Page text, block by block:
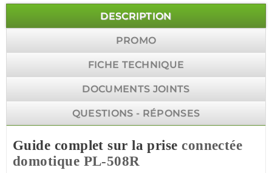
DESCRIPTION
PROMO
FICHE TECHNIQUE
DOCUMENTS JOINTS
QUESTIONS - RÉPONSES
Guide complet sur la priseconnectée
domotique PL-508R